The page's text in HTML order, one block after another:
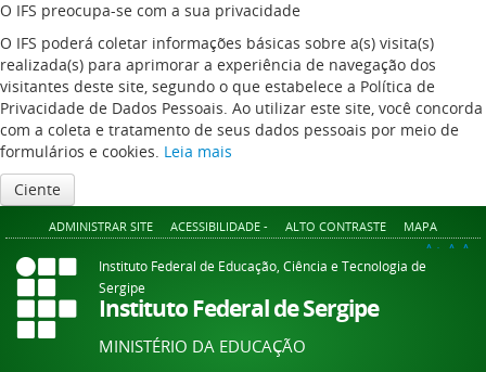
O IFS preocupa-se com a sua privacidade
O IFS poderá coletar informações básicas sobre a(s) visita(s)
realizada(s) para aprimorar a experiência de navegação dos
visitantes deste site, segundo o que estabelece a Política de
Privacidade de Dados Pessoais. Ao utilizar este site, você concorda
com a coleta e tratamento de seus dados pessoais por meio de
formulários e cookies. Leia mais
Ciente
ADMINISTRAR SITE ACESSIBILIDADE - ALTO CONTRASTE MAPA
A+ A A-
Instituto Federal de Educação, Ciência e Tecnologia de
Sergipe
Instituto Federal de Sergipe
MINISTÉRIO DA EDUCAÇÃO